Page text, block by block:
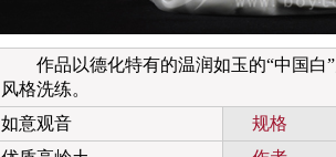
作品以德化特有的温润如玉的“中国白”
风格洗练。
如意观音
规格